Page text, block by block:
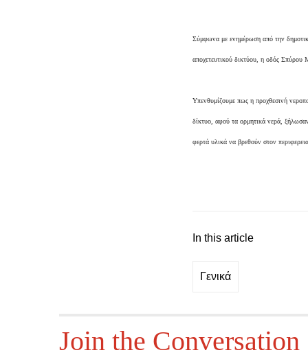
Σύμφωνα με ενημέρωση από την
αποχετευτικού δικτύου, η οδός Σπύρου
Υπενθυμίζουμε πως η προχθεσινή
δίκτυο, αφού τα ορμητικά νερά,
φερτά υλικά να βρεθούν στον
In this article
Γενικά
Join the Conversation